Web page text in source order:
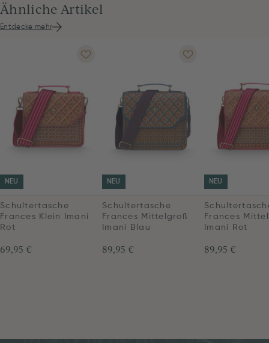
Ähnliche Artikel
Entdecke mehr
NEU
Schultertasche
Frances Klein Imani
Rot
69,95 €
NEU
Schultertasche
Frances Mittelgroß
Imani Blau
89,95 €
NEU
Frances
Imani Rot
89,95 €